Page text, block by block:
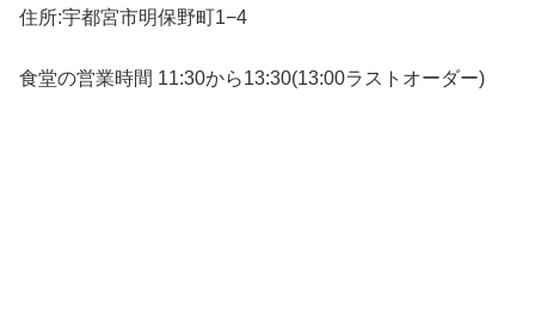
住所:宇都宮市明保野町1−4
食堂の営業時間 11:30から13:30(13:00ラストオーダー)